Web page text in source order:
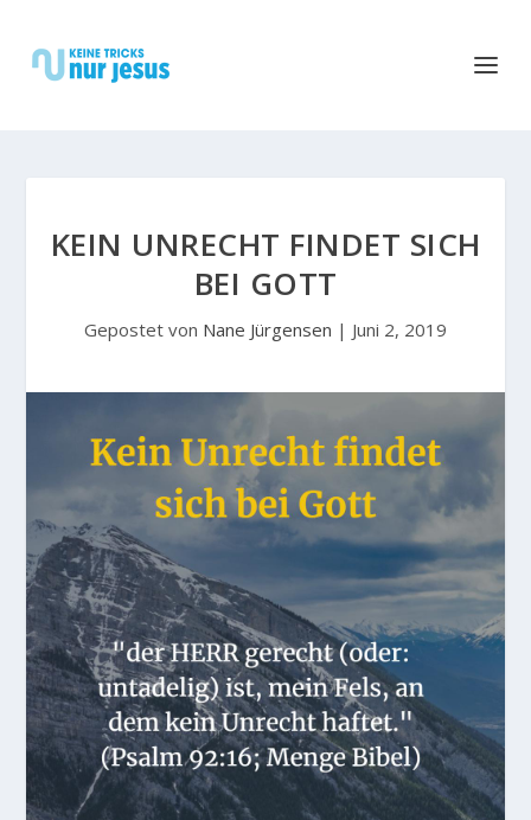
KEIN UNRECHT FINDET SICH
BEI GOTT
Gepostet von Nane Jürgensen | Juni 2, 2019